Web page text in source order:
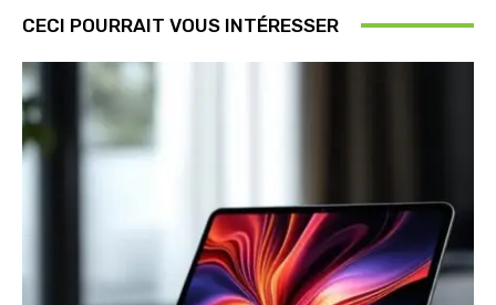
CECI POURRAIT VOUS INTÉRESSER